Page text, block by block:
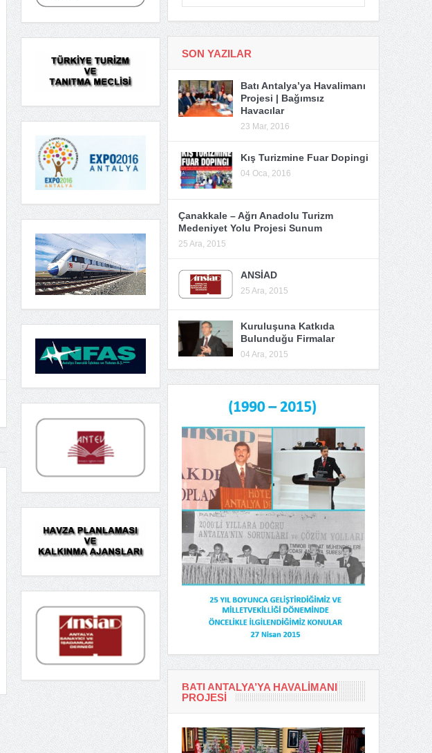
SON YAZILAR
Batı Antalya’ya Havalimanı
Projesi | Bağımsız
Havacılar
23 Mar, 2016
Kış Turizmine Fuar Dopingi
04 Oca, 2016
Çanakkale – Ağrı Anadolu Turizm
Medeniyet Yolu Projesi Sunum
25 Ara, 2015
ANSİAD
25 Ara, 2015
Kuruluşuna Katkıda
Bulunduğu Firmalar
04 Ara, 2015
BATI ANTALYA’YA HAVALIMANI
PROJESI